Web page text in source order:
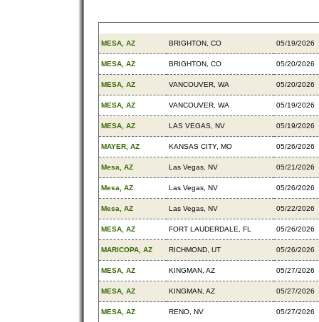
MESA, AZ BRIGHTON, CO 05/19/2026
MESA, AZ BRIGHTON, CO 05/20/2026
MESA, AZ VANCOUVER, WA 05/20/2026
MESA, AZ VANCOUVER, WA 05/19/2026
MESA, AZ LAS VEGAS, NV 05/19/2026
MAYER, AZ KANSAS CITY, MO 05/26/2026
Mesa, AZ Las Vegas, NV 05/21/2026
Mesa, AZ Las Vegas, NV 05/26/2026
Mesa, AZ Las Vegas, NV 05/22/2026
MESA, AZ FORT LAUDERDALE, FL 05/26/2026
MARICOPA, AZ RICHMOND, UT 05/26/2026
MESA, AZ KINGMAN, AZ 05/27/2026
MESA, AZ KINGMAN, AZ 05/27/2026
MESA, AZ RENO, NV 05/27/2026